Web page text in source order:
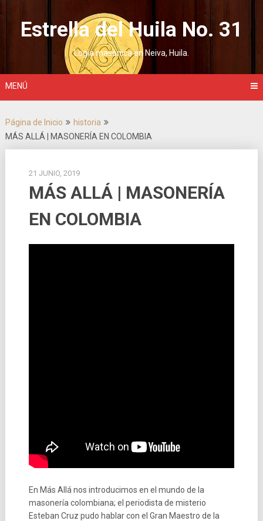
contenidoEstrella del Huila No. 31
Logia masónica en Neiva, Huila.
MENÚ
Página de Inicio
historia
MÁS ALLÁ | MASONERÍA EN COLOMBIA
21 JUNIO, 2019
MÁS ALLÁ | MASONERÍA
EN COLOMBIA
En Más Allá nos introducimos en el mundo de la
masonería colombiana; el periodista de misterio
Esteban Cruz pudo hablar con el Gran Maestro de la